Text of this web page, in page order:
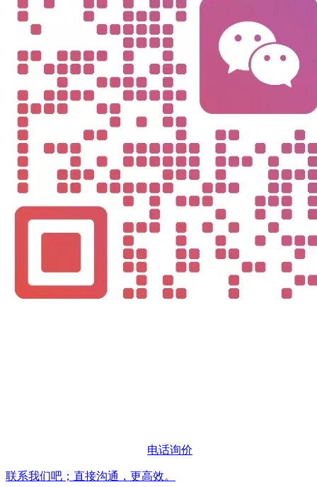
电话询价
联系我们吧；直接沟通，更高效。